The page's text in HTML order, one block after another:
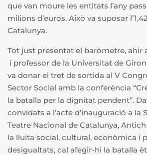
que van moure les entitats l’any
milions d’euros. Això va suposar
Catalunya.
Tot just presentat el baròmetre, ahir
i professor de la Universitat de
va donar el tret de sortida al V
Sector Social amb la conferència
la batalla per la dignitat pendent”.
convidats a l’acte d’inauguració a la
Teatre Nacional de Catalunya,
la lluita social, cultural, econòmica i
desigualtats, cal afegir-hi la batalla